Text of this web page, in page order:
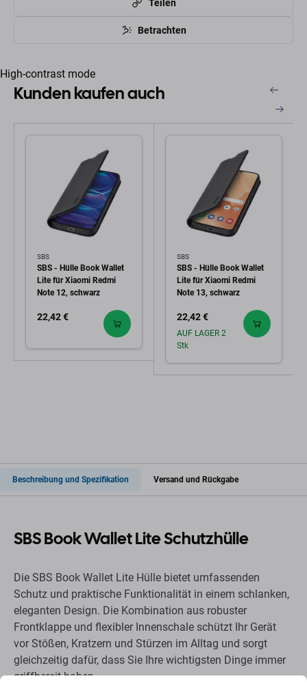
Teilen
Betrachten
High-contrast mode
Kunden kaufen auch
SBS
SBS - Hülle Book Wallet
Lite für Xiaomi Redmi
Note 12, schwarz
22,42 €
SBS
SBS - Hülle Book Wallet
Lite für Xiaomi Redmi
Note 13, schwarz
22,42 €
AUF LAGER 2
Stk
Beschreibung und Spezifikation Versand und Rückgabe
SBS Book Wallet Lite Schutzhülle
Die SBS Book Wallet Lite Hülle bietet umfassenden
Schutz und praktische Funktionalität in einem schlanken,
eleganten Design. Die Kombination aus robuster
Frontklappe und flexibler Innenschale schützt Ihr Gerät
vor Stößen, Kratzern und Stürzen im Alltag und sorgt
gleichzeitig dafür, dass Sie Ihre wichtigsten Dinge immer
griffbereit haben.